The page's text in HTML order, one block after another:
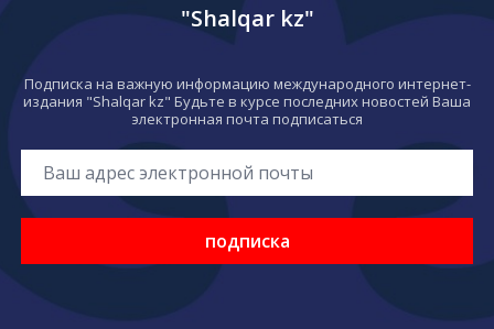
"Shalqar kz"
Подписка на важную информацию международного интернет-
издания "Shalqar kz" Будьте в курсе последних новостей Ваша
электронная почта подписаться
подписка